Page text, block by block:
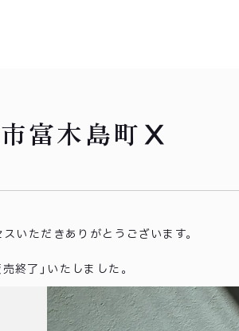
富木島町Ⅹ
いただきありがとうございます。
終了」いたしました。